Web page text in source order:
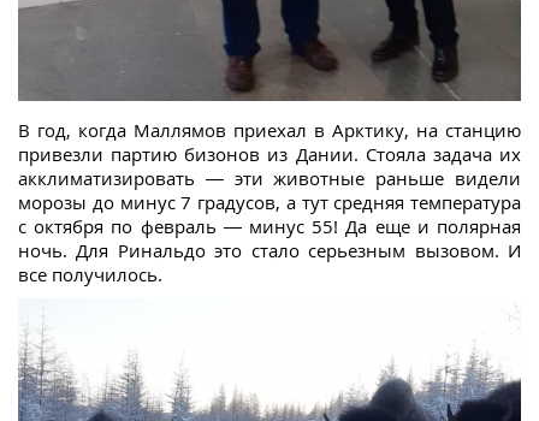
В год, когда Маллямов приехал в Арктику, на станцию
привезли партию бизонов из Дании. Стояла задача их
акклиматизировать — эти животные раньше видели
морозы до минус 7 градусов, а тут средняя температура
с октября по февраль — минус 55! Да еще и полярная
ночь. Для Ринальдо это стало серьезным вызовом. И
все получилось.